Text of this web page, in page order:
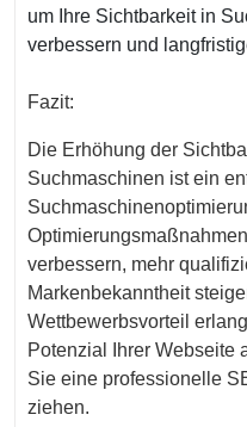
um Ihre Sichtbarkeit in
verbessern und
Fazit:
Die Erhöhung der
Suchmaschinen ist ein
verbessern, mehr
Markenbekanntheit
Wettbewerbsvorteil
Potenzial Ihrer Webseite
Sie eine professionelle
ziehen.